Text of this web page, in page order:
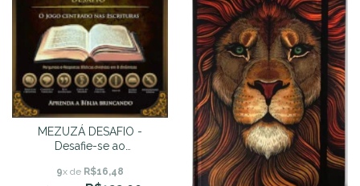
MEZUZÁ DESAFIO -
Desafie-se ao
9x de R$16,48